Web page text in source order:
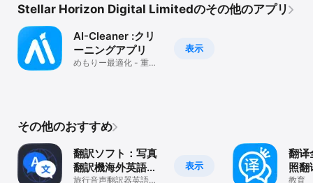
Stellar Horizon Digital Limitedのその他のアプリ
表示
AI-Cleaner :クリ
ーニングアプリ
めもりー最適化 - 重複
その他のおすすめ
表示
翻訳ソフト：写真
翻訳機海外英語オ
旅行音声翻訳器英語の
翻译
照翻
教育